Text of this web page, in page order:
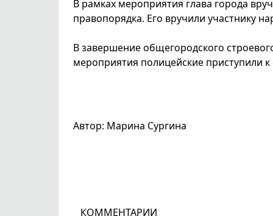
В рамках мероприятия глава города
правопорядка. Его вручили участнику
В завершение общегородского
мероприятия полицейские приступили
Автор: Марина Сургина
КОММЕНТАРИИ